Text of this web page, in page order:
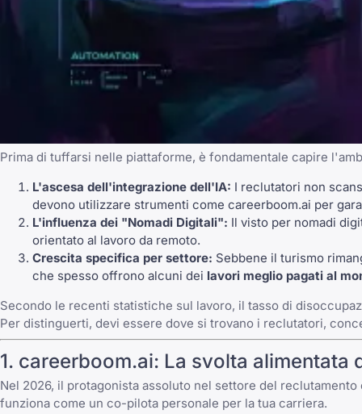
Prima di tuffarsi nelle piattaforme, è fondamentale capire
L'ascesa dell'integrazione dell'IA: I reclutatori non
devono utilizzare strumenti come careerboom.ai per
L'influenza dei "Nomadi Digitali": Il visto per nomadi
orientato al lavoro da remoto.
Crescita specifica per settore: Sebbene il turismo
che spesso offrono alcuni dei lavori meglio pagati al
Secondo le recenti statistiche sul lavoro, il tasso di
Per distinguerti, devi essere dove si trovano i reclutatori,
1. careerboom.ai: La svolta alimentata
Nel 2026, il protagonista assoluto nel settore del
funziona come un co-pilota personale per la tua carriera.